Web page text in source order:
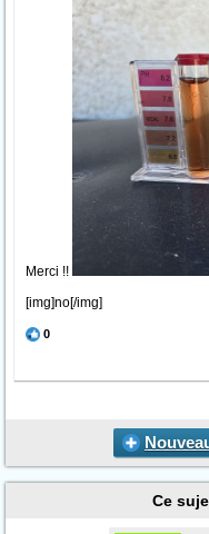
Merci !!
[img]no[/img]
0
Ce